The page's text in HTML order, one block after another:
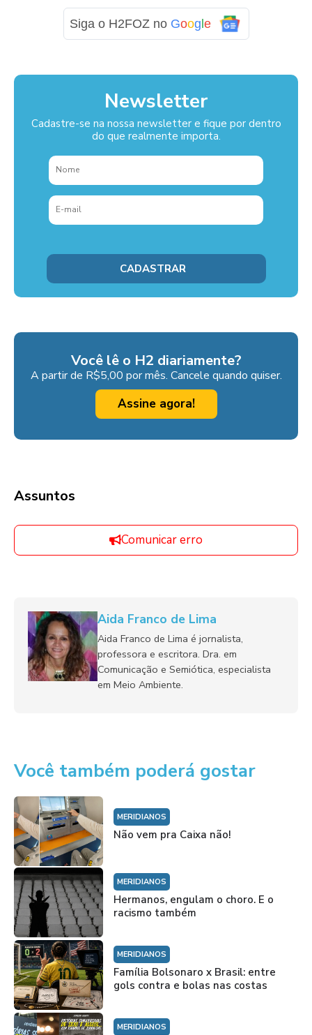
Siga o H2FOZ no Goog e
Newsletter
Cadastre-se na nossa newsletter e fique por dentro
do que realmente importa.
Você lê o H2 diariamente?
A partir de R$5,00 por mês. Cancele quando quiser.
Assine agora!
Assuntos
Comunicar erro
Aida Franco de Lima
Aida Franco de Lima é jornalista,
professora e escritora. Dra. em
Comunicação e Semiótica, especialista
em Meio Ambiente.
Você também poderá gostar
MERIDIANOS
Não vem pra Caixa não!
MERIDIANOS
Hermanos, engulam o choro. E o
racismo também
MERIDIANOS
Família Bolsonaro x Brasil: entre
gols contra e bolas nas costas
MERIDIANOS